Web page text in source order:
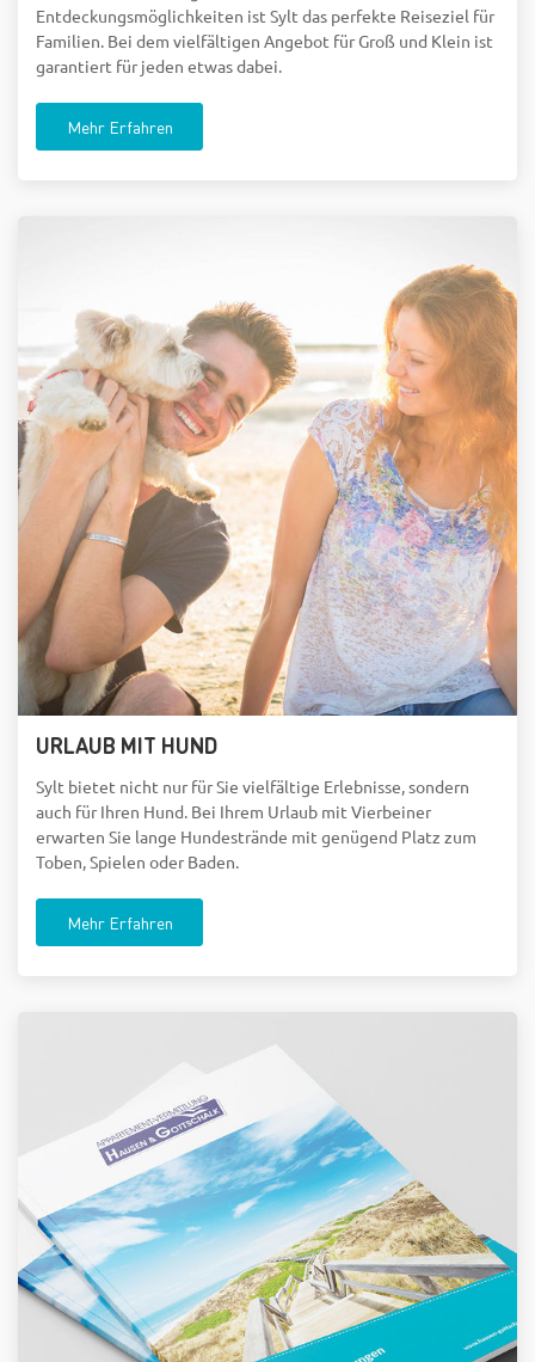
Entdeckungsmöglichkeiten ist Sylt das perfekte Reiseziel für
Familien. Bei dem vielfältigen Angebot für Groß und Klein ist
garantiert für jeden etwas dabei.
Mehr Erfahren
URLAUB MIT HUND
Sylt bietet nicht nur für Sie vielfältige Erlebnisse, sondern
auch für Ihren Hund. Bei Ihrem Urlaub mit Vierbeiner
erwarten Sie lange Hundestrände mit genügend Platz zum
Toben, Spielen oder Baden.
Mehr Erfahren